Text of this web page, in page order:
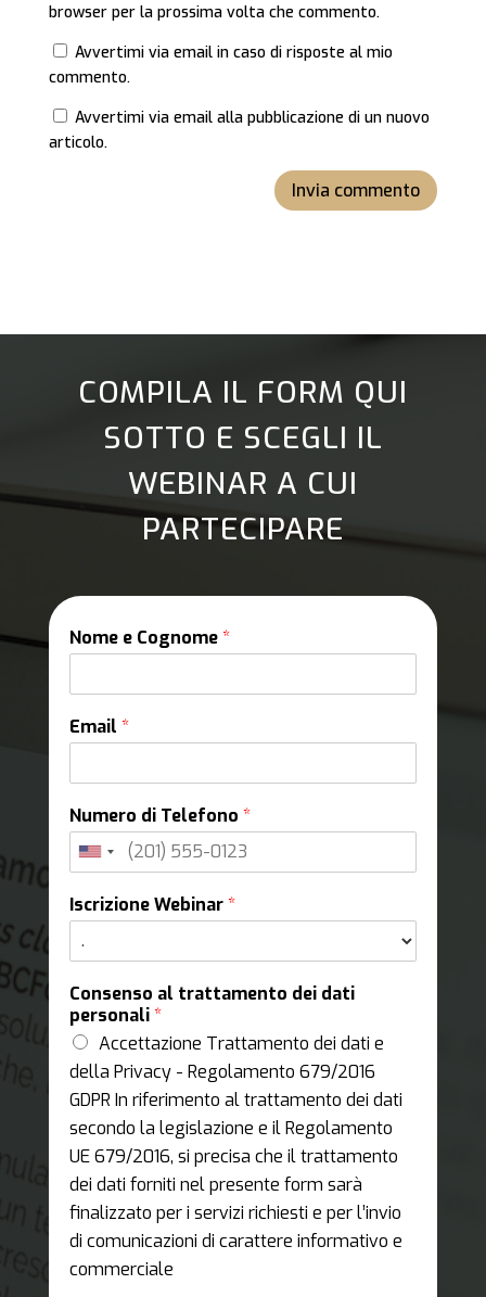
browser per la prossima volta che commento.
Avvertimi via email in caso di risposte al mio
commento.
Avvertimi via email alla pubblicazione di un nuovo
articolo.
Invia commento
COMPILA IL FORM QUI
SOTTO E SCEGLI IL
WEBINAR A CUI
PARTECIPARE
Nome e Cognome*
Email *
Numero di Telefono *
Iscrizione Webinar*
Consenso al trattamento dei dati
personali*
Accettazione Trattamento dei dati e
della Privacy - Regolamento 679/2016
GDPR In riferimento al trattamento dei dati
secondo la legislazione e il Regolamento
UE 679/2016, si precisa che il trattamento
dei dati forniti nel presente form sarà
finalizzato per i servizi richiesti e per l’invio
di comunicazioni di carattere informativo e
commerciale